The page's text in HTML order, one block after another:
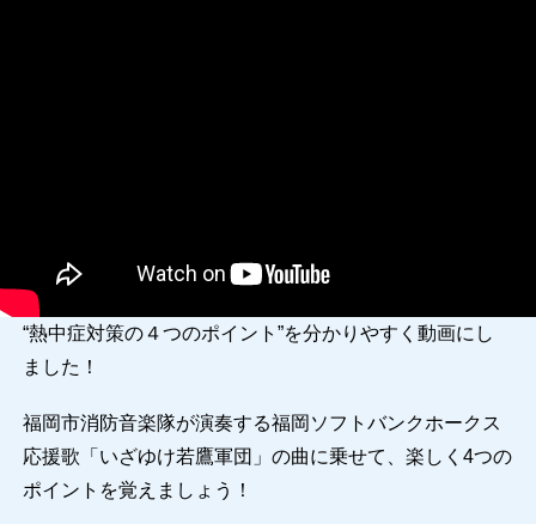
“熱中症対策の４つのポイント”を分かりやすく動画にし
ました！
福岡市消防音楽隊が演奏する福岡ソフトバンクホークス
応援歌「いざゆけ若鷹軍団」の曲に乗せて、楽しく4つの
ポイントを覚えましょう！